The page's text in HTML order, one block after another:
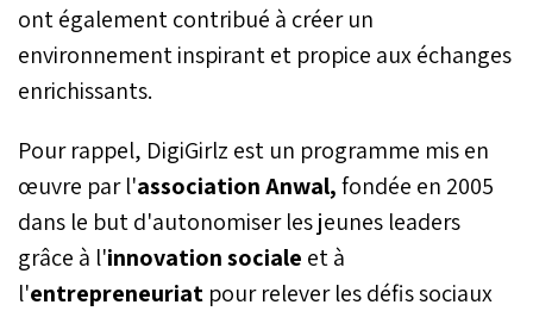
ont également contribué à créer un
environnement inspirant et propice aux échanges
enrichissants.
Pour rappel, DigiGirlz est un programme mis en
œuvre par l'association Anwal,fondée en 2005
dans le but d'autonomiser les jeunes leaders
grâce à l'innovation sociale et à
l'entrepreneuriat pour relever les défis sociaux